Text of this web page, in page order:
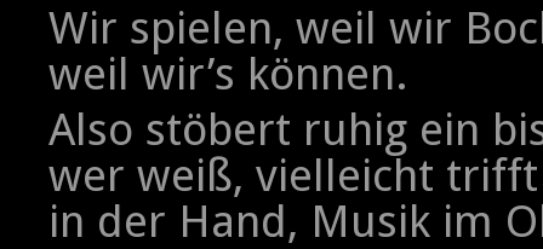
Wir spielen, weil wir
weil wir’s können.
Also stöbert ruhig ein
wer weiß, vielleicht
in der Hand, Musik im